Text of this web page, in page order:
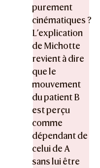
purement
cinématiques ?
L’explication
de Michotte
revient à dire
que le
mouvement
du patient B
est perçu
comme
dépendant de
celui de A
sans lui être